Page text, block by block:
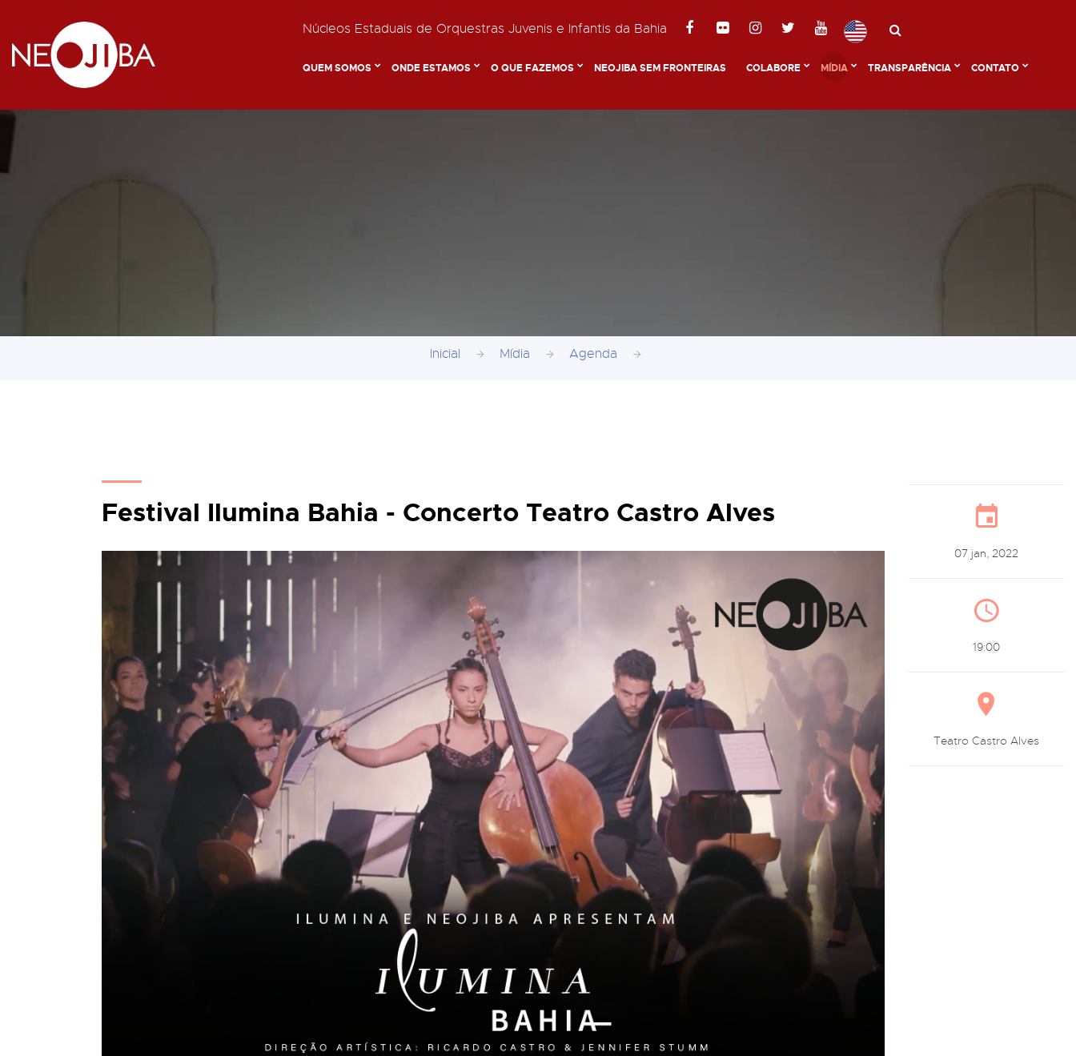
Núcleos Estaduais de Orquestras Juvenis e Infantis da Bahia
QUEM SOMOS ONDE ESTAMOS O QUE FAZEMOS NEOJIBA SEM FRONTEIRAS COLABORE MÍDIA TRANSPARÊNCIA CONTATO
Inicial Mídia Agenda
Festival Ilumina Bahia - Concerto Teatro Castro Alves
07 jan, 2022
19:00
Teatro Castro Alves